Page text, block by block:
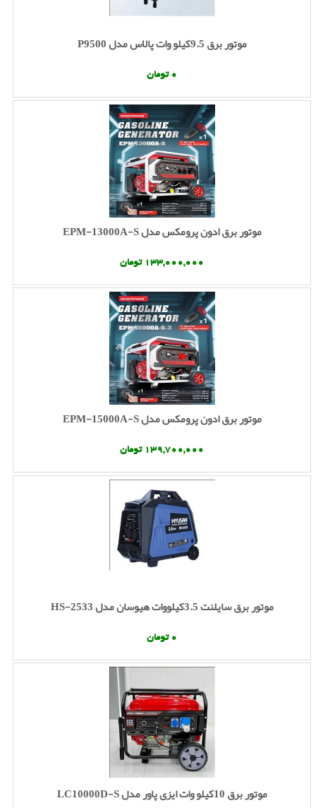
موتور برق 9.5کیلو وات پالاس مدل P9500
0 تومان
موتور برق ادون پرومکس مدل EPM-13000A-S
133,000,000 تومان
موتور برق ادون پرومکس مدل EPM-15000A-S
139,700,000 تومان
موتور برق سایلنت 3.5کیلووات هیوسان مدل HS-2533
0 تومان
موتور برق 10کیلو وات ایزی پاور مدل LC10000D-S